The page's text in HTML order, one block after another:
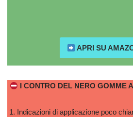
APRI SU
I CONTRO DEL NERO GOMME
Indicazioni di applicazione poco